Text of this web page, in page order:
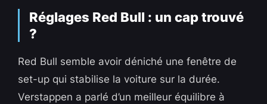
Réglages Red Bull : un cap trouvé
?
Red Bull semble avoir déniché une fenêtre de
set-up qui stabilise la voiture sur la durée.
Verstappen a parlé d’un meilleur équilibre à